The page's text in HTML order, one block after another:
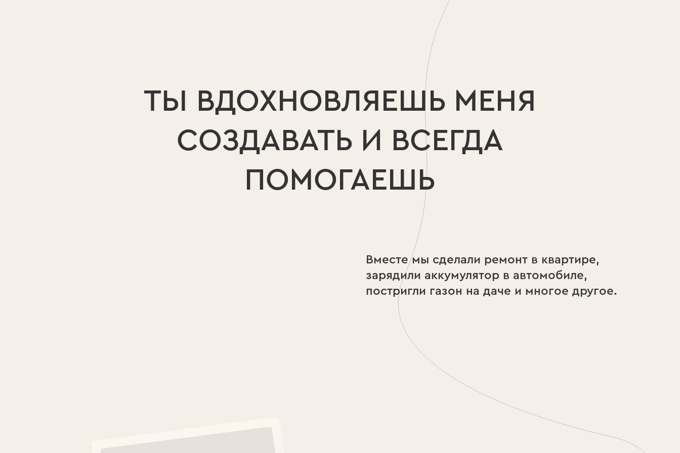
ТЫ ВДОХНОВЛЯЕШЬ МЕНЯ
СОЗДАВАТЬ И ВСЕГДА
ПОМОГАЕШЬ
Вместе мы сделали ремонт в квартире,
зарядили аккумулятор в автомобиле,
постригли газон на даче и многое другое.